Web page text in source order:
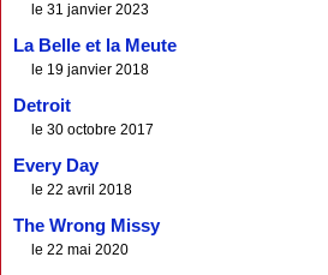
le 31 janvier 2023
La Belle et la Meute
le 19 janvier 2018
Detroit
le 30 octobre 2017
Every Day
le 22 avril 2018
The Wrong Missy
le 22 mai 2020